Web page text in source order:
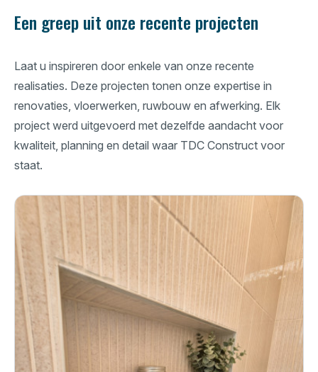
Een greep uit onze recente projecten
Laat u inspireren door enkele van onze recente
realisaties. Deze projecten tonen onze expertise in
renovaties, vloerwerken, ruwbouw en afwerking. Elk
project werd uitgevoerd met dezelfde aandacht voor
kwaliteit, planning en detail waar TDC Construct voor
staat.